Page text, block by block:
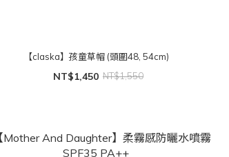
【claska】孩童草帽 (頭圍48, 54cm)
NT$1,450 NT$1,550